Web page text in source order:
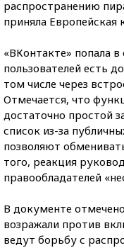
распространению
приняла Европейская
«ВКонтакте» попала в
пользователей есть
том числе через
Отмечается, что
достаточно простой
список из-за
позволяют
того, реакция
правообладателей
В документе
возражали против
ведут борьбу с